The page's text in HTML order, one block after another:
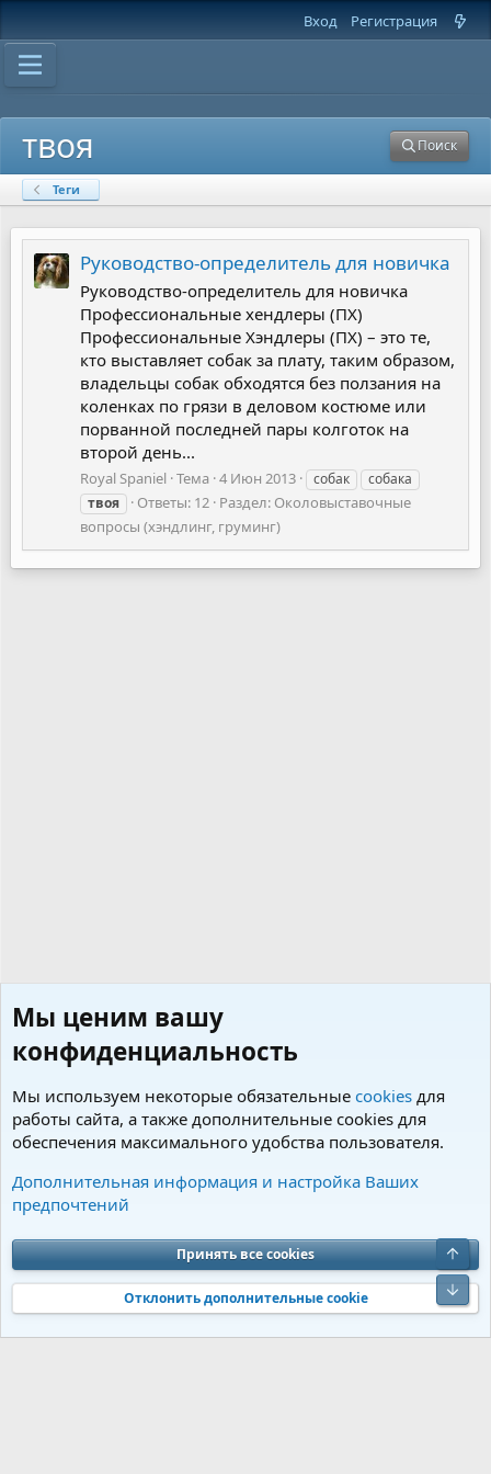
Вход Регистрация
твоя Поиск
Теги
Руководство-определитель для новичка
Руководство-определитель для новичка
Профессиональные хендлеры (ПХ)
Профессиональные Хэндлеры (ПХ) – это те,
кто выставляет собак за плату, таким образом,
владельцы собак обходятся без ползания на
коленках по грязи в деловом костюме или
порванной последней пары колготок на
второй день...
Royal Spaniel Тема 4 Июн 2013 собак
собака
твоя
Ответы: 12 Раздел: Околовыставочные
вопросы (хэндлинг, груминг)
Теги
Cookies Charm by DCom
Обратная связь
Условия и правила
Политика конфиденциальности
Помощь
S
S
Community platform by XenForo® © 2010-2026 XenForo Ltd. Перевод от
Jumuro®|Media embeds via s9e/MediaSites
Мы ценим вашу
конфиденциальность
Мы используем некоторые обязательные cookies для
работы сайта, а также дополнительные cookies для
обеспечения максимального удобства пользователя.
Дополнительная информация и настройка Ваших
предпочтений
Принять все cookies
Отклонить дополнительные cookie
Верх
Низ